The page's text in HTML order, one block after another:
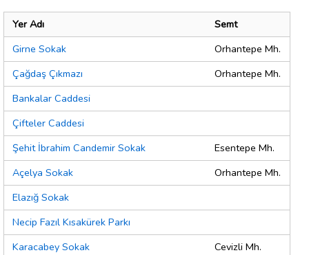
Yer Adı
Semt
Girne Sokak
Orhantepe Mh.
Çağdaş Çıkmazı
Orhantepe Mh.
Bankalar Caddesi
Çifteler Caddesi
Şehit İbrahim Candemir Sokak
Esentepe Mh.
Açelya Sokak
Orhantepe Mh.
Elazığ Sokak
Necip Fazıl Kısakürek Parkı
Karacabey Sokak
Cevizli Mh.